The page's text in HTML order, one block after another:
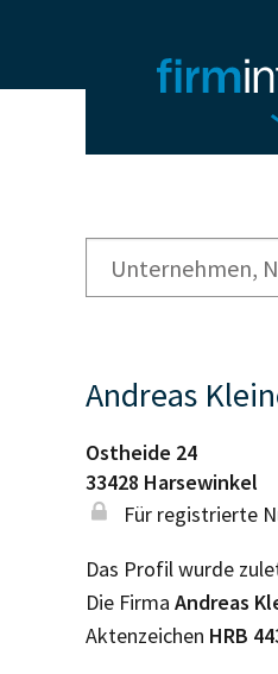
Andreas
Ostheide 24
33428 Harsewinkel
Für registrierte
Das Profil wurde
Die Firma Andreas
Aktenzeichen HRB